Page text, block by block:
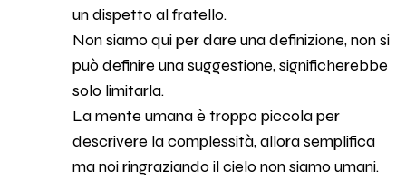
un dispetto al fratello.
Non siamo qui per dare una definizione, non si
può definire una suggestione, significherebbe
solo limitarla.
La mente umana è troppo piccola per
descrivere la complessità, allora semplifica
ma noi ringraziando il cielo non siamo umani.